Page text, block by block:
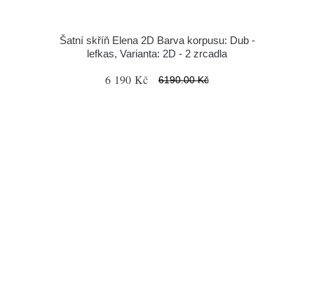
Šatní skříň Elena 2D Barva korpusu: Dub -
lefkas, Varianta: 2D - 2 zrcadla
6 190 Kč 6190.00 Kč